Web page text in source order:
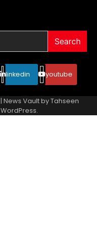
Search
linkedin youtube
| News Vault byTahseen
WordPress.